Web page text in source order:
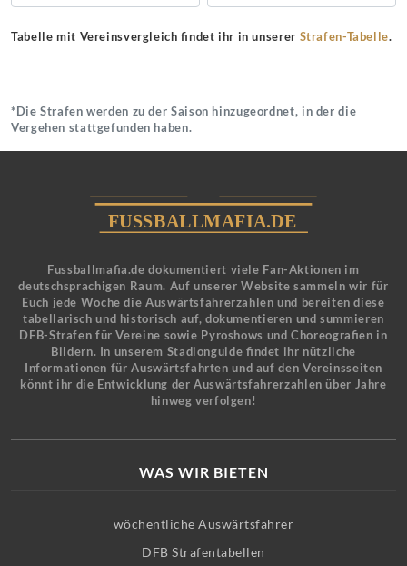
Tabelle mit Vereinsvergleich findet ihr in unserer Strafen-Tabelle.
*Die Strafen werden zu der Saison hinzugeordnet, in der die
Vergehen stattgefunden haben.
Fussballmafia.de dokumentiert viele Fan-Aktionen im
deutschsprachigen Raum. Auf unserer Website sammeln wir für
Euch jede Woche die Auswärtsfahrerzahlen und bereiten diese
tabellarisch und historisch auf, dokumentieren und summieren
DFB-Strafen für Vereine sowie Pyroshows und Choreografien in
Bildern. In unserem Stadionguide findet ihr nützliche
Informationen für Auswärtsfahrten und auf den Vereinsseiten
könnt ihr die Entwicklung der Auswärtsfahrerzahlen über Jahre
hinweg verfolgen!
WAS WIR BIETEN
wöchentliche Auswärtsfahrer
DFB Strafentabellen